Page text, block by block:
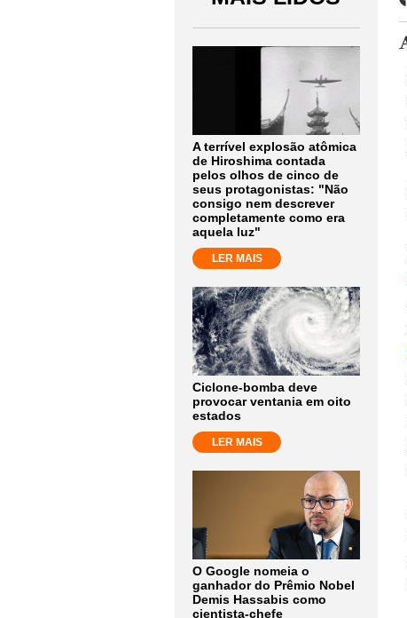
A terrível explosão atômica
de Hiroshima contada
pelos olhos de cinco de
seus protagonistas: "Não
consigo nem descrever
completamente como era
aquela luz"
LER MAIS
Ciclone-bomba deve
provocar ventania em oito
estados
LER MAIS
O Google nomeia o
ganhador do Prêmio Nobel
Demis Hassabis como
cientista-chefe